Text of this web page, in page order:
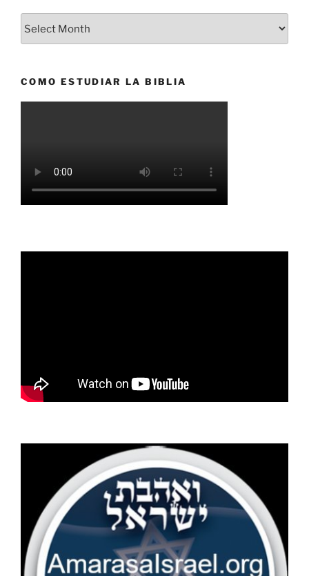
COMO ESTUDIAR LA BIBLIA